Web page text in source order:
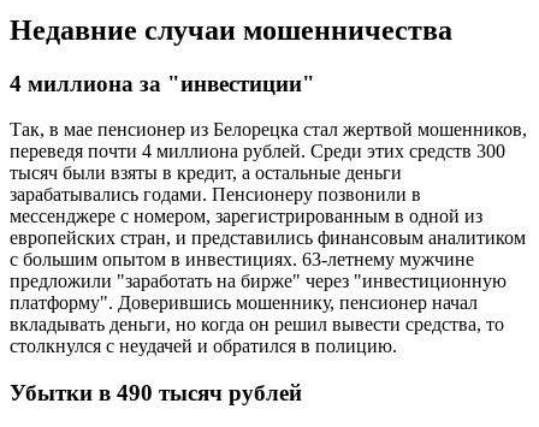
Недавние случаи мошенничества
4 миллиона за "инвестиции"
Так, в мае пенсионер из Белорецка стал жертвой мошенников,
переведя почти 4 миллиона рублей. Среди этих средств 300
тысяч были взяты в кредит, а остальные деньги
зарабатывались годами. Пенсионеру позвонили в
мессенджере с номером, зарегистрированным в одной из
европейских стран, и представились финансовым аналитиком
с большим опытом в инвестициях. 63-летнему мужчине
предложили "заработать на бирже" через "инвестиционную
платформу". Доверившись мошеннику, пенсионер начал
вкладывать деньги, но когда он решил вывести средства, то
столкнулся с неудачей и обратился в полицию.
Убытки в 490 тысяч рублей